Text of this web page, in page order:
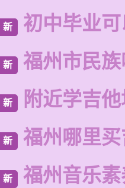
新 初中毕业
新 福州市民
新 附近学吉
新 福州哪里
新 福州音乐